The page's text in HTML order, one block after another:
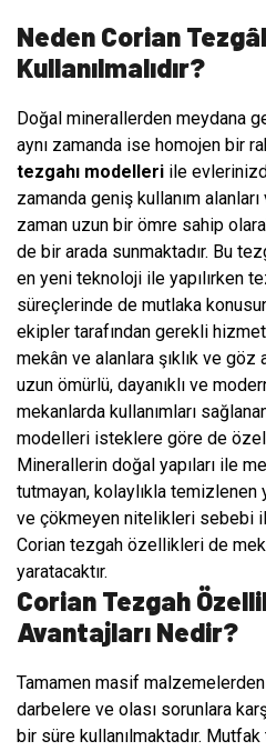
Neden Corian
Kullanılmalıdır?
Doğal minerallerden meydana
aynı zamanda ise homojen bir
tezgahı modelleri ile
zamanda geniş kullanım alanları
zaman uzun bir ömre sahip
de bir arada sunmaktadır. Bu
en yeni teknoloji ile yapılırken
süreçlerinde de mutlaka
ekipler tarafından gerekli
mekân ve alanlara şıklık ve göz
uzun ömürlü, dayanıklı ve
mekanlarda kullanımları
modelleri isteklere göre de özel
Minerallerin doğal yapıları ile
tutmayan, kolaylıkla temizlenen
ve çökmeyen nitelikleri sebebi
Corian tezgah özellikleri de
yaratacaktır.
Corian Tezgah
Avantajları Nedir?
Tamamen masif
darbelere ve olası sorunlara
bir süre kullanılmaktadır.